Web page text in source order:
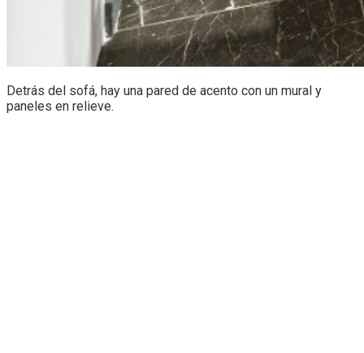
Detrás del sofá, hay una pared de acento con un mural y
paneles en relieve.